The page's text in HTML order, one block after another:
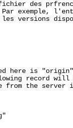
des
exemple,
versions
here is
record will
from the server